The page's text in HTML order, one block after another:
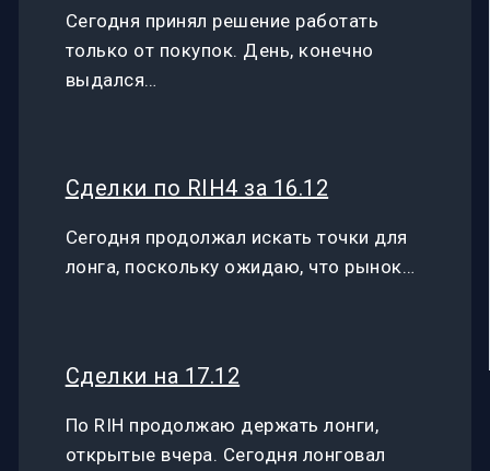
Сегодня принял решение работать
только от покупок. День, конечно
выдался…
Сделки по RIH4 за 16.12
Сегодня продолжал искать точки для
лонга, поскольку ожидаю, что рынок…
Сделки на 17.12
По RIH продолжаю держать лонги,
открытые вчера. Сегодня лонговал